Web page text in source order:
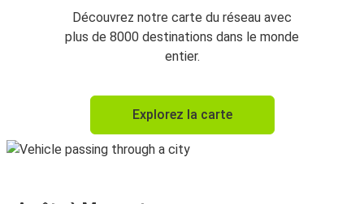
Perugia
Macerata
Découvrez notre carte du réseau avec
plus de 8000 destinations dans le monde
entier.
Explorez la carte